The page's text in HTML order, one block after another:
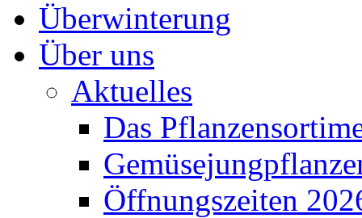
Überwinterung
Über uns
Aktuelles
Das
Öffnungszeiten